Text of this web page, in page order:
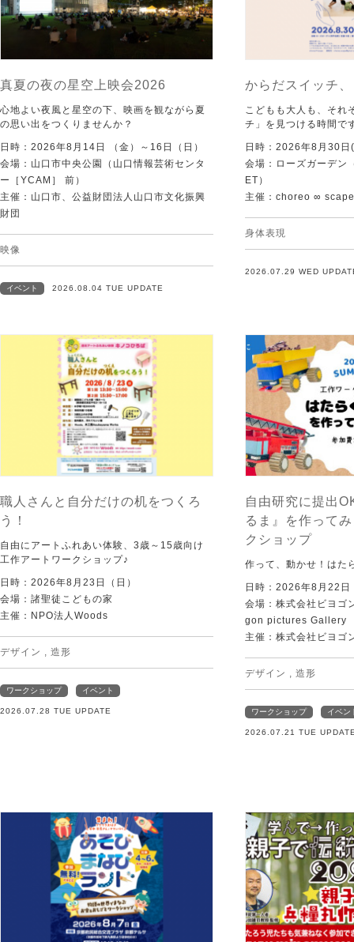
真夏の夜の星空上映会2026
心地よい夜風と星空の下、映画を観ながら夏
の思い出をつくりませんか？
日時：2026年8月14日 （金）～16日（日）
会場：山口市中央公園（山口情報芸術センタ
ー［YCAM］ 前）
主催：山口市、公益財団法人山口市文化振興
財団
映像
イベント 2026.08.04 TUE UPDATE
からだスイッチ
こどもも大人も、それ
チ」を見つける時間で
日時：2026年8月30日
会場：ローズガーデン
ET）
主催：choreo ∞ scape
身体表現
2026.07.29 WED
職人さんと自分だけの机をつくろ
う！
自由にアートふれあい体験、3歳～15歳向け
工作アートワークショップ♪
日時：2026年8月23日（日）
会場：諸聖徒こどもの家
主催：NPO法人Woods
デザイン 造形
ワークショップ イベント
2026.07.28 TUE UPDATE
自由研究に提出
るま』を作って
クショップ
作って、動かせ！はた
日時：2026年8月22日
会場：株式会社ビヨ
gon pictures Gallery
主催：株式会社ビヨゴ
デザイン 造形
ワークショップ イベン
2026.07.21 TUE